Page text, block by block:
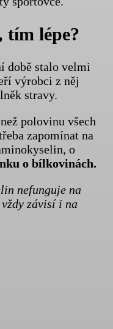
tím lépe?
době stalo velmi
výrobci z něj
stravy.
polovinu všech
zapomínat na
o
o bílkovinách.
nefunguje na
závisí i na